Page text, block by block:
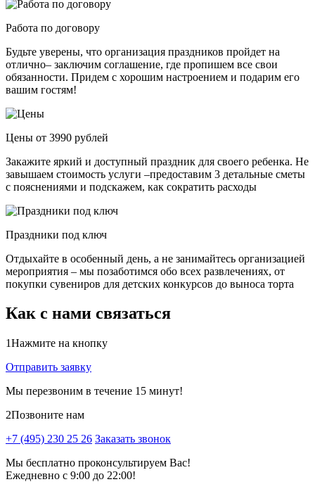
Работа по договору
Будьте уверены, что организация праздников пройдет на
отлично– заключим соглашение, где пропишем все свои
обязанности. Придем с хорошим настроением и подарим его
вашим гостям!
Цены от 3990 рублей
Закажите яркий и доступный праздник для своего ребенка. Не
завышаем стоимость услуги –предоставим 3 детальные сметы
с пояснениями и подскажем, как сократить расходы
Праздники под ключ
Отдыхайте в особенный день, а не занимайтесь организацией
мероприятия – мы позаботимся обо всех развлечениях, от
покупки сувениров для детских конкурсов до выноса торта
Как с нами связаться
1Нажмите на кнопку
Отправить заявку
Мы перезвоним в течение 15 минут!
2Позвоните нам
+7 (495) 230 25 26 Заказать звонок
Мы бесплатно проконсультируем Вас!
Ежедневно с 9:00 до 22:00!